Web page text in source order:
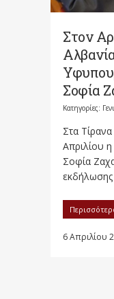
Στον
Σοφία
Κατηγορίες:
Στα
Απριλίου
Σοφία
εκδήλωσης
6 Απριλίου